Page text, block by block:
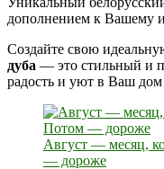
дополнением к Вашему
Создайте свою
дуба — это стильный и
радость и уют в Ваш
Август — месяц,
— дороже